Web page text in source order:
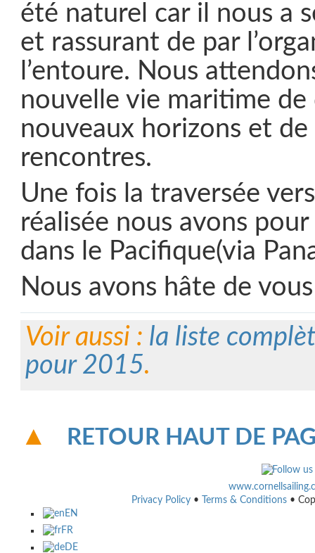
été naturel car il nous a
et rassurant de par
l’entoure. Nous
nouvelle vie maritime
nouveaux horizons et
rencontres.
Une fois la traversée
réalisée nous avons
dans le Pacifique(via
Nous avons hâte de
Voir aussi : la liste
pour 2015.
RETOUR HAUT DE
Privacy Policy • Terms & Conditions •
EN
FR
DE